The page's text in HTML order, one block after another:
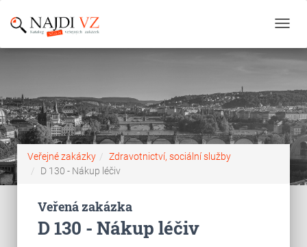
Veřejné zakázky
Zdravotnictví, sociální služby
D 130 - Nákup léčiv
Veřená zakázka
D 130 - Nákup léčiv